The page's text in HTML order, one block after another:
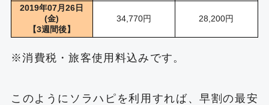
2019年07月26日
(金)
【3週間後】
34,770円 28,200円
※消費税・旅客使用料込みです。
このようにソラハピを利用すれば、早割の最安